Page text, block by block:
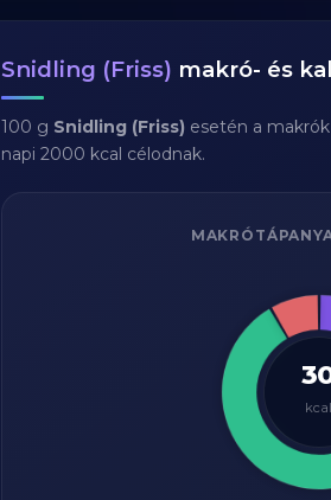
Snidling (Friss) makró- és
100 g Snidling (Friss) esetén a
napi 2000 kcal célodnak.
kcal